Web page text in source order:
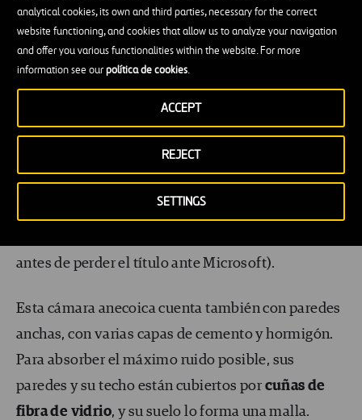
analytical cookies, its own and third parties, necessary for the correct
website functioning, and cookies that allow us to analyze your navigation
and offer you various functionalities within the website. For more
information see ourpolítica de cookies.
SETTINGS
REJECT
ACCEPT
En 2015, el Audio Lab de Microsoft se hizo con el
premio Guiness de los récords por ser la
infraestructura más silenciosa del mundo. Un
premio que ya había conseguido previamentela
antes de perder el título ante Microsoft).
Esta cámara anecoica cuenta también con paredes
anchas, con varias capas de cemento y hormigón.
Para absorber el máximo ruido posible, sus
paredes y su techo están cubiertos por cuñas de
fibra de vidrio, y su suelo lo forma una malla.